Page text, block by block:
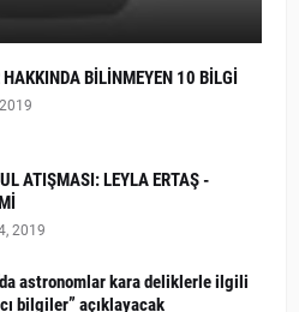
HAKKINDA BİLİNMEYEN 10 BİLGİ
ATIŞMASI: LEYLA ERTAŞ -
2019
astronomlar kara deliklerle ilgili
bilgiler” açıklayacak